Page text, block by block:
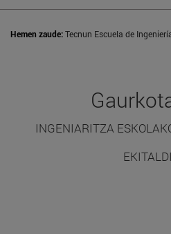
Hemen zaude:Tecnun Escuela de
INGENIARITZA